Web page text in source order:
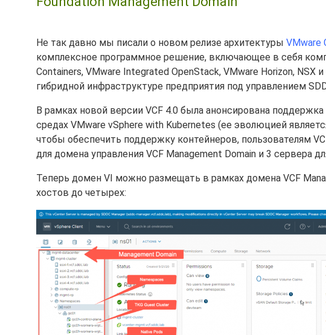
Не так давно мы писали о новом релизе архитектуры VMware
комплексное программное решение, включающее в себя
Containers, VMware Integrated OpenStack, VMware Horizon,
гибридной инфраструктуре предприятия под управлением
В рамках новой версии VCF 4.0 была анонсирована
средах VMware vSphere with Kubernetes (ее эволюцией
чтобы обеспечить поддержку контейнеров, пользователям
для домена управления VCF Management Domain и 3 сервера
Теперь домен VI можно размещать в рамках домена VCF
хостов до четырех: